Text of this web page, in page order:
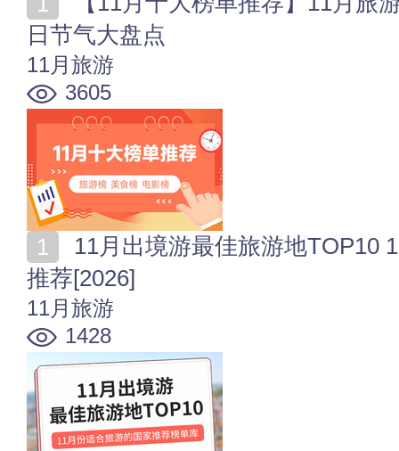
日节气大盘点
11月旅游
3605
推荐[2026]
11月旅游
1428